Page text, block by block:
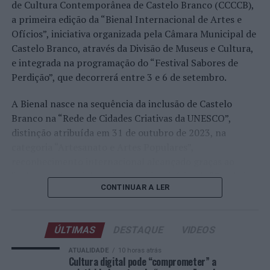
Faria, Henrique Rocha, Frederico Ferreira Silva, Tiago
Pereira e Tiago Torres integraram o quadro principal,
beneficiando, de igual modo, da reorganização dos wild
cards após as entradas diretas de alguns jogadores.
Entre os portugueses, Tiago Torres e Jaime Faria
protagonizaram as melhores campanhas da edição,
ambos alcançando os quartos de final. Torres assinou
um dos resultados mais marcantes do torneio ao
neerlandês Botic van de Zandschulp, alcançando
também os quartos de final, onde acabou eliminado pelo
italiano Luciano Darderi, num encontro decidido em três
de Cultura Contemporânea de Castelo Branco (CCCCB),
a primeira edição da “Bienal Internacional de Artes e
Ofícios”, iniciativa organizada pela Câmara Municipal de
Castelo Branco, através da Divisão de Museus e Cultura,
e integrada na programação do “Festival Sabores de
Perdição”, que decorrerá entre 3 e 6 de setembro.
A Bienal nasce na sequência da inclusão de Castelo
Branco na “Rede de Cidades Criativas da UNESCO”,
distinção atribuída em 31 de outubro de 2023, na
“valor patrimonial, artístico e identitário” do “Bordado
de Castelo Branco”, uma das manifestações mais
da identidade albicastrense.
Ao longo de dois dias, especialistas nacionais e
internacionais, investigadores, artesãos, representantes
CONTINUAR A LER
ÚLTIMAS
ATUALIDADE 10 horas atrás
Cultura digital pode “comprometer” a